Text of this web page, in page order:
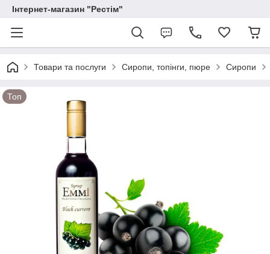
Інтернет-магазин "Рестім"
Товари та послуги Сиропи, топінги, пюре Сиропи
Топ